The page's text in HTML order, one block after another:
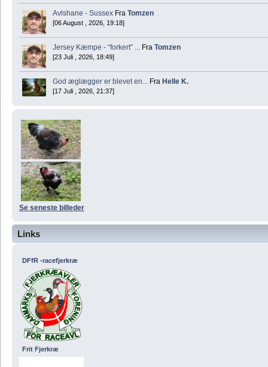
Avlshane - Sussex Fra Tomzen
[06 August , 2026, 19:18]
Jersey Kæmpe - “forkert” ... Fra Tomzen
[23 Juli , 2026, 18:49]
God æglægger er blevet en... Fra Helle K.
[17 Juli , 2026, 21:37]
Se seneste billeder
Links
DFfR -racefjerkræ
Frit Fjerkræ